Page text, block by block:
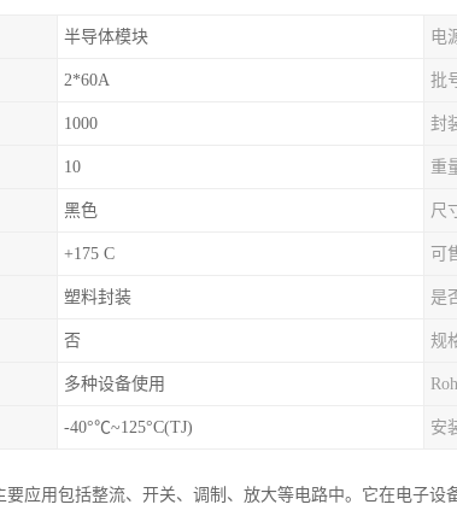
半导体模块 电
2*60A 批
1000 封
10 重
黑色 尺
+175 C 可
塑料封装 是
否 规
多种设备使用
-40°℃~125°C(TJ) 安
要应用包括整流、开关、调制、放大等电路中。它在电子设